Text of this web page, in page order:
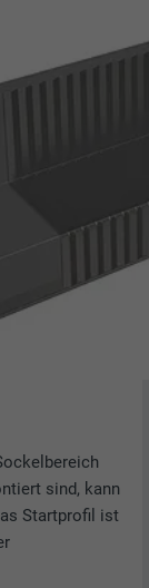
sind, kann
Startprofil ist